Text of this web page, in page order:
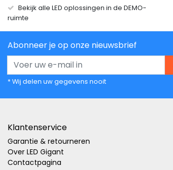
Bekijk alle LED oplossingen in de DEMO-
ruimte
Abonneer je op onze nieuwsbrief
* Wij delen uw gegevens nooit
Klantenservice
Garantie & retourneren
Over LED Gigant
Contactpagina